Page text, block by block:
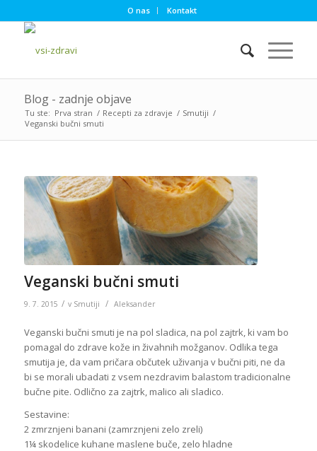
O nas Kontakt
Blog - zadnje objave
Tu ste: Prva stran / Recepti za zdravje / Smutiji /
Veganski bučni smuti
Veganski bučni smuti
9. 7. 2015 / v Smutiji / Aleksander
Veganski bučni smuti je na pol sladica, na pol zajtrk, ki vam bo
pomagal do zdrave kože in živahnih možganov. Odlika tega
smutija je, da vam pričara občutek uživanja v bučni piti, ne da
bi se morali ubadati z vsem nezdravim balastom tradicionalne
bučne pite. Odlično za zajtrk, malico ali sladico.
Sestavine:
2 zmrznjeni banani (zamrznjeni zelo zreli)
1¼ skodelice kuhane maslene buče, zelo hladne